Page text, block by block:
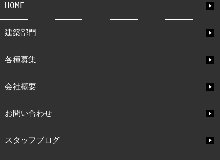
HOME
建築部門
各種募集
会社概要
お問い合わせ
スタッフブログ